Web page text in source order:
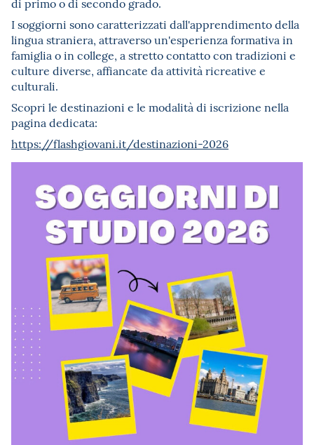
I soggiorni sono caratterizzati dall'apprendimento della
lingua straniera, attraverso un'esperienza formativa in
famiglia o in college, a stretto contatto con tradizioni e
culture diverse, affiancate da attività ricreative e
culturali.
Scopri le destinazioni e le modalità di iscrizione nella
pagina dedicata:
https://flashgiovani.it/destinazioni-2026